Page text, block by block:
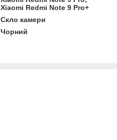
Xiaomi Redmi Note 9 Pro+
Скло камери
Чорний